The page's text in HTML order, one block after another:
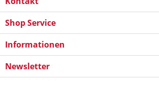
Shop Service
Informationen
Newsletter